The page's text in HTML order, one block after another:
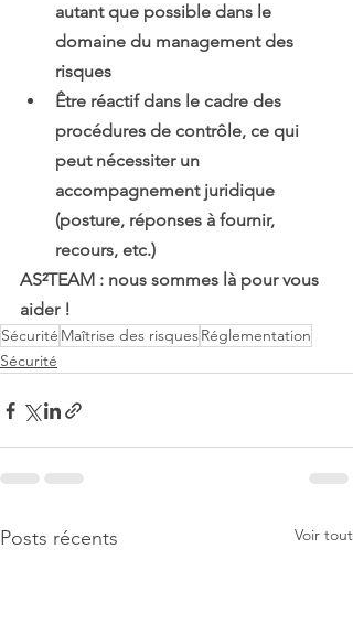
autant que possible dans le
domaine du management des
risques
Être réactif dans le cadre des
procédures de contrôle, ce qui
peut nécessiter un
accompagnement juridique
(posture, réponses à fournir,
recours, etc.)
AS²TEAM : nous sommes là pour vous
aider !​
Sécurité Maîtrise des risquesRéglementation
Sécurité
Posts récents Voir tout